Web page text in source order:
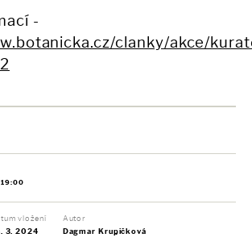
-
clanky/akce/
vložení
3. 2024
Autor
Dagmar Krupičková